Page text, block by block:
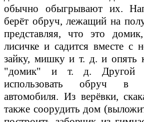
обычно обыгрывают их.
берёт обруч, лежащий на
представляя, что это
лисичке и садится вместе с
зайку, мишку и т. д. и опять
"домик" и т. д. Другой
использовать обруч в
автомобиля. Из верёвки,
также соорудить дом